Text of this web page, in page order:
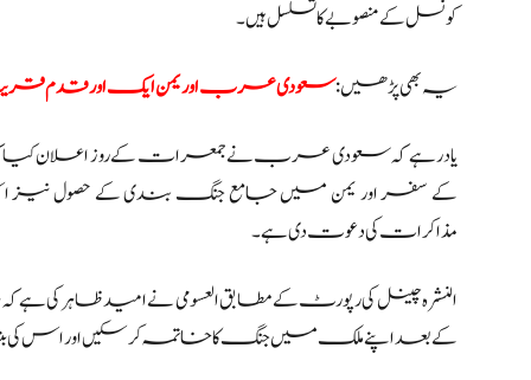
کونسل کے منصوبے کا تسلسل ہیں۔
یہ بھی پڑھیں:سعودی عرب اور یمن ایک اور قدم
یاد رہے کہ سعودی عرب نے جمعرات کے روز اعلان کیا
کے سفر اور یمن میں جامع جنگ بندی کے حصول
مذاکرات کی دعوت دی ہے۔
النشرہ چینل کی رپورٹ کے مطابق العسومی نے امید ظاہر کی
کے بعد اپنے ملک میں جنگ کا خاتمہ کر سکیں اور اس کی